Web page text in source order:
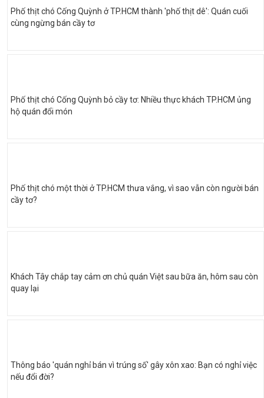
Phố thịt chó Cống Quỳnh ở TP.HCM thành 'phố thịt dê': Quán cuối
cùng ngừng bán cầy tơ
Phố thịt chó Cống Quỳnh bỏ cầy tơ: Nhiều thực khách TP.HCM ủng
hộ quán đổi món
Phố thịt chó một thời ở TP.HCM thưa vắng, vì sao vẫn còn người bán
cầy tơ?
Khách Tây chắp tay cảm ơn chủ quán Việt sau bữa ăn, hôm sau còn
quay lại
Thông báo 'quán nghỉ bán vì trúng số' gây xôn xao: Bạn có nghỉ việc
nếu đổi đời?